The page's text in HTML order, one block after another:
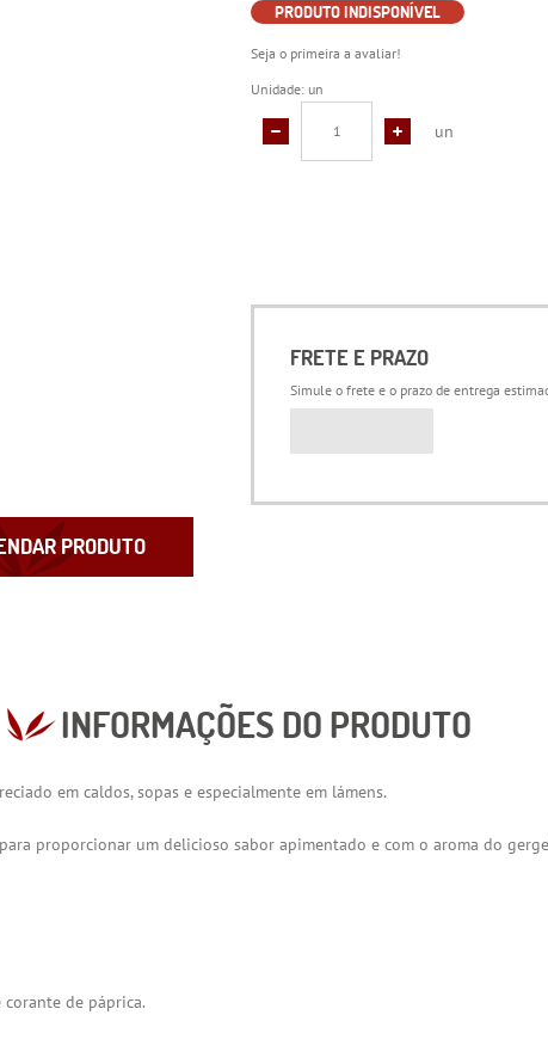
PRODUTO
PRODUTO INDISPONÍVEL
Seja o primeira a avaliar!
Unidade: un
un
FRETE E PRAZO
Simule o frete e o prazo de entrega
INFORMAÇÕES DO PRODUTO
em caldos, sopas e especialmente em lámens.
proporcionar um delicioso sabor apimentado e com o aroma do
de páprica.